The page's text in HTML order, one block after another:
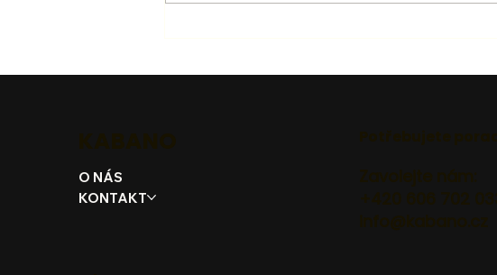
O NÁS
KONTAKT